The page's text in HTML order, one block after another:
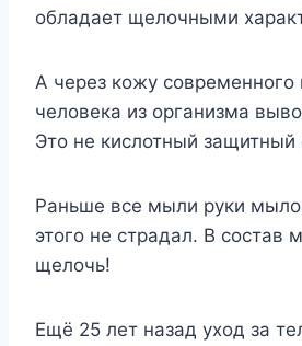
обладает щелочными
А через кожу современного
человека из организма
Это не кислотный защитный
Раньше все мыли руки
этого не страдал. В состав
щелочь!
Ещё 25 лет назад уход за